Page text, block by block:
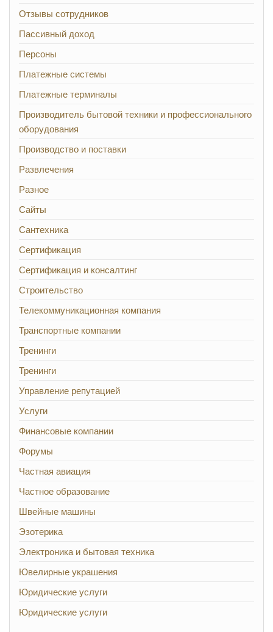
Отзывы сотрудников
Пассивный доход
Персоны
Платежные системы
Платежные терминалы
Производитель бытовой техники и профессионального
оборудования
Производство и поставки
Развлечения
Разное
Сайты
Сантехника
Сертификация
Сертификация и консалтинг
Строительство
Телекоммуникационная компания
Транспортные компании
Тренинги
Тренинги
Управление репутацией
Услуги
Финансовые компании
Форумы
Частная авиация
Частное образование
Швейные машины
Эзотерика
Электроника и бытовая техника
Ювелирные украшения
Юридические услуги
Юридические услуги